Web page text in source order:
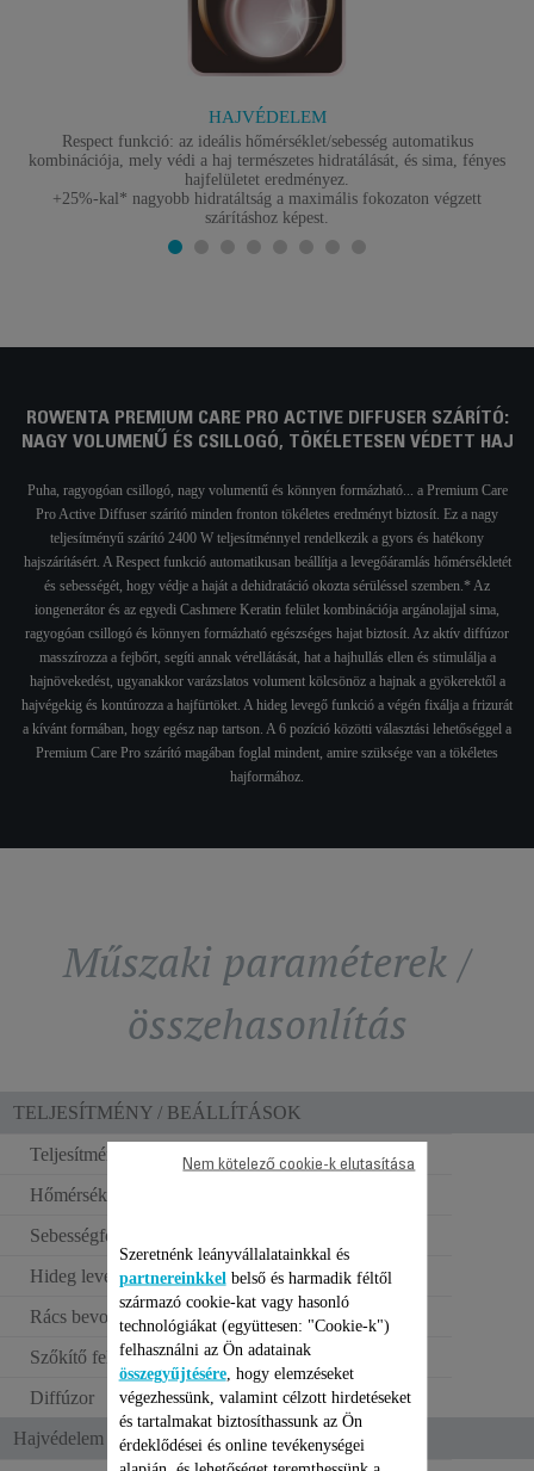
HAJVÉDELEM
Respect funkció: az ideális hőmérséklet/sebesség automatikus
kombinációja, mely védi a haj természetes hidratálását, és sima, fényes
hajfelületet eredményez.
+25%-kal* nagyobb hidratáltság a maximális fokozaton végzett
szárításhoz képest.
ROWENTA PREMIUM CARE PRO ACTIVE DIFFUSER SZÁRÍTÓ:
NAGY VOLUMENŰ ÉS CSILLOGÓ, TÖKÉLETESEN VÉDETT HAJ
Puha, ragyogóan csillogó, nagy volumentű és könnyen formázható... a Premium Care
Pro Active Diffuser szárító minden fronton tökéletes eredményt biztosít. Ez a nagy
teljesítményű szárító 2400 W teljesítménnyel rendelkezik a gyors és hatékony
hajszárításért. A Respect funkció automatikusan beállítja a levegőáramlás hőmérsékletét
és sebességét, hogy védje a haját a dehidratáció okozta sérüléssel szemben.* Az
iongenerátor és az egyedi Cashmere Keratin felület kombinációja argánolajjal sima,
ragyogóan csillogó és könnyen formázható egészséges hajat biztosít. Az aktív diffúzor
masszírozza a fejbőrt, segíti annak vérellátását, hat a hajhullás ellen és stimulálja a
hajnövekedést, ugyanakkor varázslatos volument kölcsönöz a hajnak a gyökerektől a
hajvégekig és kontúrozza a hajfürtöket. A hideg levegő funkció a végén fixálja a frizurát
a kívánt formában, hogy egész nap tartson. A 6 pozíció közötti választási lehetőséggel a
Premium Care Pro szárító magában foglal mindent, amire szüksége van a tökéletes
hajformához.
Műszaki paraméterek /
összehasonlítás
TELJESÍTMÉNY / BEÁLLÍTÁSOK
Teljesítmény
2400 W
Hőmérséklet-beállítás
Sebességfokozatok
Hideg levegő fújása
Rács bevonata
Kasmír keratin
Szőkítő feltét
Diffúzor
Hajvédelem és ergonómia
Szeretnénk leányvállalatainkkal és
partnereinkkel belső és harmadik féltől
származó cookie-kat vagy hasonló
technológiákat (együttesen: "Cookie-k")
felhasználni az Ön adatainak
összegyűjtésére, hogy elemzéseket
végezhessünk, valamint célzott hirdetéseket
és tartalmakat biztosíthassunk az Ön
érdeklődései és online tevékenységei
Nem kötelező cookie-k elutasítása